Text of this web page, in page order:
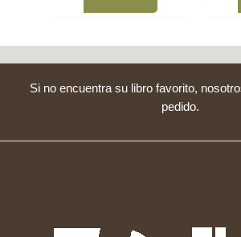
Si no encuentra su libro favorito,
pedido.